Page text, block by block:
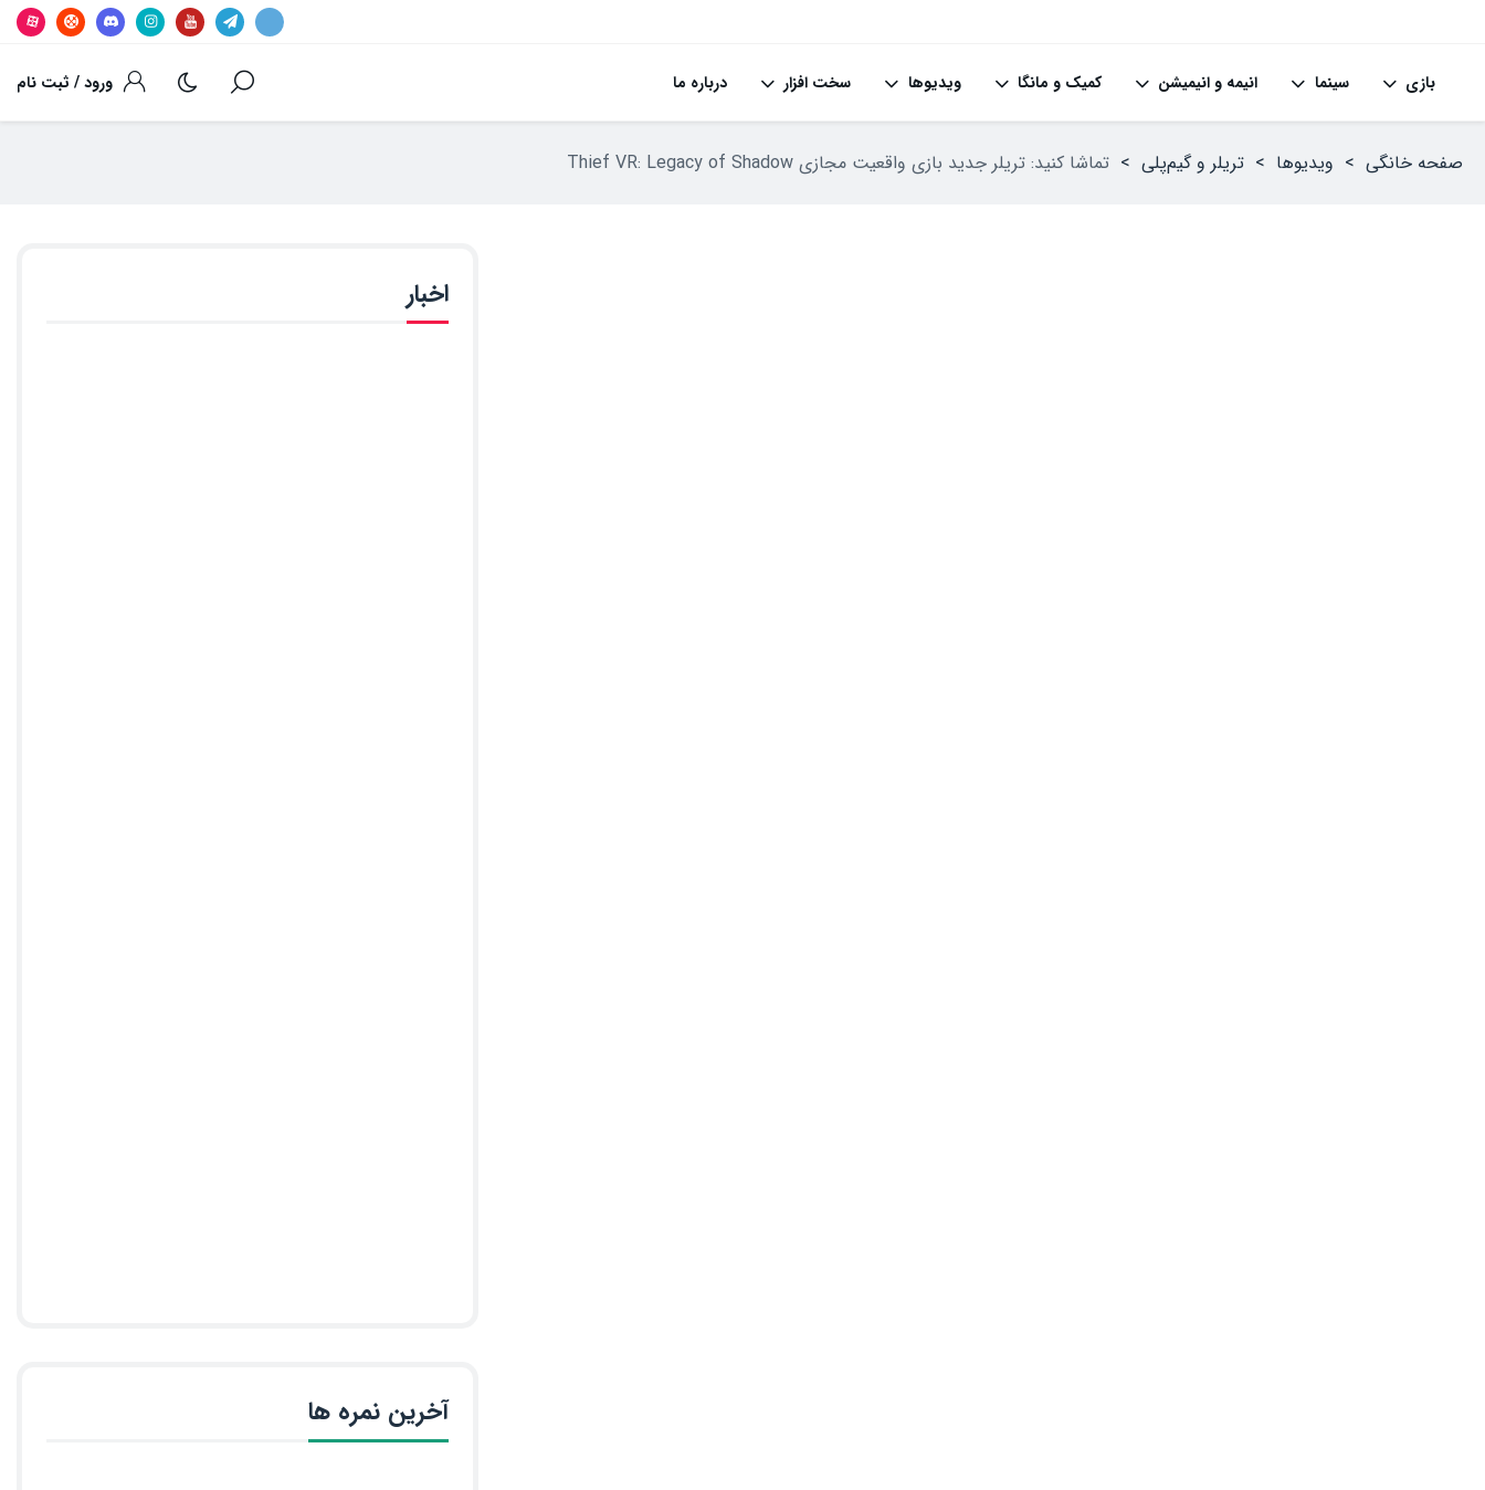
ورود / ثبت نام بازی سینما انیمه و انیمیشن کمیک و مانگا ویدیوها سخت افزار درباره ما
صفحه خانگی > ویدیوها > تریلر و گیم‌پلی > تماشا کنید: تریلر جدید بازی واقعیت مجازی Thief VR: Legacy of Shadow
اخبار
آخرین نمره ها